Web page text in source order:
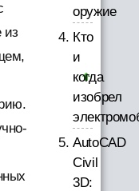
из
оружие
Кто
и
когда
изобрел
AutoCAD
Civil
3D: